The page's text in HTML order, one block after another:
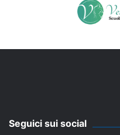
Seguici sui social